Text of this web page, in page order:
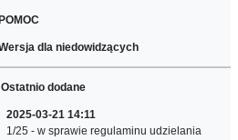
POMOC
dla niedowidzących
Ostatnio dodane
2025-03-21 14:11
1/25 - w sprawie regulaminu udzielania